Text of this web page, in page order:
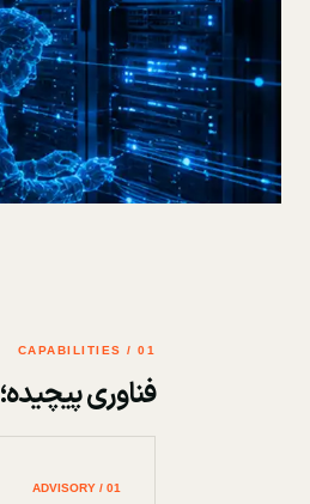
01 / CAPABILITIES
فناوری پیچیده؛
01 / ADVISORY